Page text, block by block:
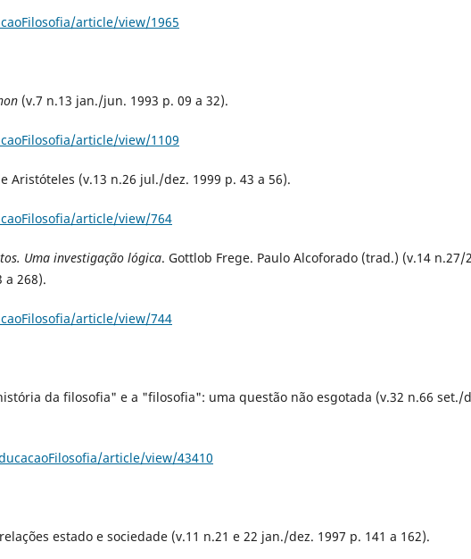
article/view/1965
(v.7 n.13 jan./jun. 1993 p. 09 a 32).
article/view/1109
Aristóteles (v.13 n.26 jul./dez. 1999 p. 43 a 56).
article/view/764
Uma investigação lógica. Gottlob Frege. Paulo Alcoforado (trad.) (v.14 n.27/
a 268).
article/view/744
da filosofia" e a "filosofia": uma questão não esgotada (v.32 n.66 set./
article/view/43410
estado e sociedade (v.11 n.21 e 22 jan./dez. 1997 p. 141 a 162).